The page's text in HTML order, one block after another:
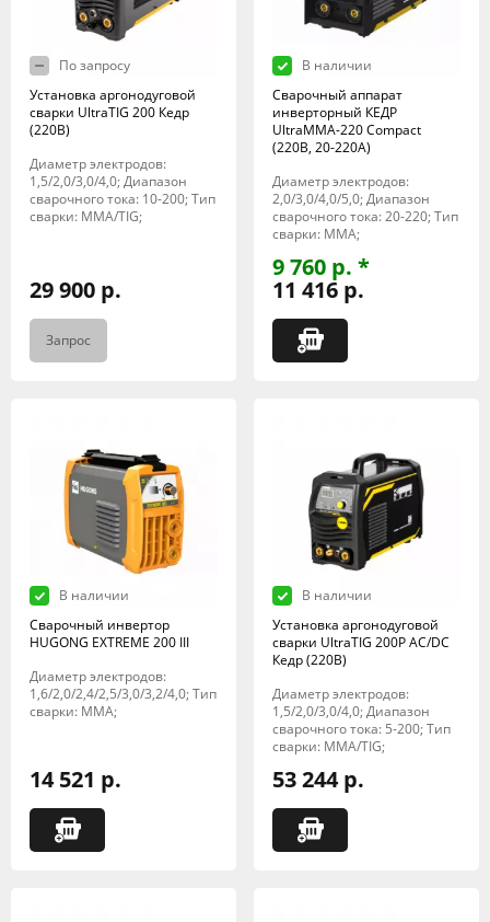
По запросу
Установка аргонодуговой
сварки UltraTIG 200 Кедр
(220В)
Диаметр электродов:
1,5/2,0/3,0/4,0; Диапазон
сварочного тока: 10-200; Тип
сварки: MMA/TIG;
29 900 р.
Запрос
В наличии
Сварочный аппарат
инверторный КЕДР
UltraMMA-220 Compact
(220В, 20-220А)
Диаметр электродов:
2,0/3,0/4,0/5,0; Диапазон
сварочного тока: 20-220; Тип
сварки: MMA;
9 760 р. *
11 416 р.
В наличии
Сварочный инвертор
HUGONG EXTREME 200 III
Диаметр электродов:
1,6/2,0/2,4/2,5/3,0/3,2/4,0; Тип
сварки: MMA;
14 521 р.
В наличии
Установка аргонодуговой
сварки UltraTIG 200P AC/DC
Кедр (220В)
Диаметр электродов:
1,5/2,0/3,0/4,0; Диапазон
сварочного тока: 5-200; Тип
сварки: MMA/TIG;
53 244 р.